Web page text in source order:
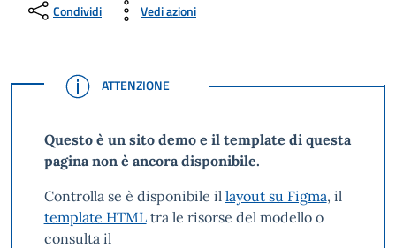
Condividi Vedi azioni
ATTENZIONE
ATTENZIONE
Questo è un sito demo e il template di questa
pagina non è ancora disponibile.
Controlla se è disponibile il layout su Figma, il
template HTMLtra le risorse del modello o
consulta il